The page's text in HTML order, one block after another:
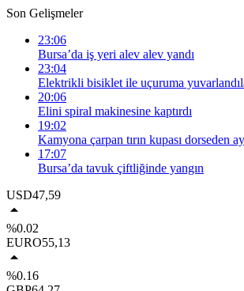
Son Gelişmeler
23:06
Bursa’da iş yeri alev alev yandı
23:04
Elektrikli bisiklet ile uçuruma
20:06
Elini spiral makinesine kaptırdı
19:02
Kamyona çarpan tırın kupası dorseden
17:07
Bursa’da tavuk çiftliğinde yangın
USD47,59
%0.02
EURO55,13
%0.16